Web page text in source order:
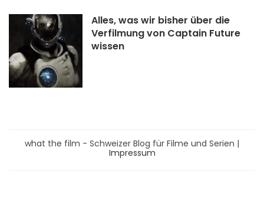
Alles, was wir bisher über die
Verfilmung von Captain Future
wissen
what the film - Schweizer Blog für Filme und Serien |
Impressum